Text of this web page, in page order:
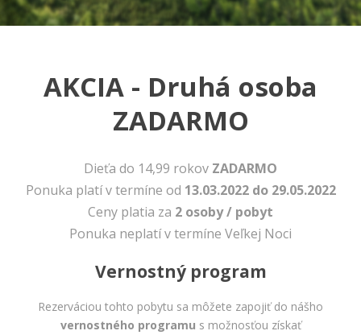
AKCIA - Druhá osoba
ZADARMO
Dieťa do 14,99 rokov ZADARMO
Ponuka platí v termíne od 13.03.2022 do 29.05.2022
Ceny platia za 2 osoby / pobyt
Ponuka neplatí v termíne Veľkej Noci
Vernostný program
Rezerváciou tohto pobytu sa môžete zapojiť do nášho
vernostného programu s možnosťou získať
pre správne
našej webovej
nastavenia